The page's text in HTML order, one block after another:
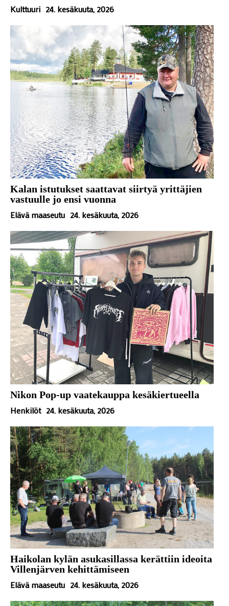
Kulttuuri 24. kesäkuuta, 2026
Kalan istutukset saattavat siirtyä yrittäjien
vastuulle jo ensi vuonna
Elävä maaseutu 24. kesäkuuta, 2026
Nikon Pop-up vaatekauppa kesäkiertueella
Henkilöt 24. kesäkuuta, 2026
Haikolan kylän asukasillassa kerättiin ideoita
Villenjärven kehittämiseen
Elävä maaseutu 24. kesäkuuta, 2026